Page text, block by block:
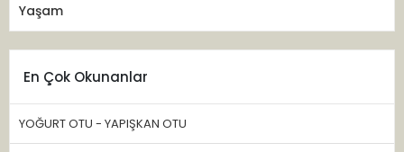
Yaşam
En Çok Okunanlar
YOĞURT OTU - YAPIŞKAN OTU